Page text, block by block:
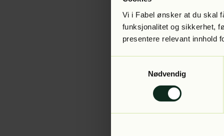
Vi i Fabel ønsker at du skal
funksjonalitet og sikkerhet,
presentere relevant innhold
Nødvendig
Application